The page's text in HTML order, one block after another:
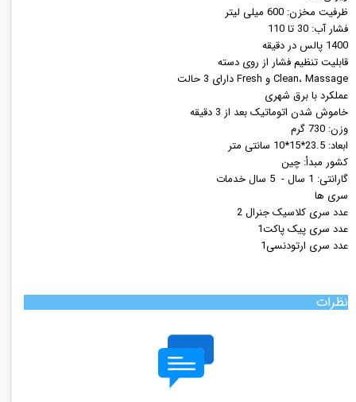
ظرفیت مخزن: 600 میلی لیتر
فشار آب: 30 تا 110
1400 پالس در دقیقه
قابلیت تنظیم فشار از روی دسته
Clean، Massage و Fresh دارای 3 حالت
عملکرد با برق شهری
خاموش شدن اتوماتیک بعد از 3 دقیقه
وزن: 730 گرم
ابعاد: 23.5*15*10 سانتی متر
کشور مبدأ: چین
گارانتی: 1 سال - 5 سال خدمات
سری ها
عدد سری کلاسیک جنرال 2
عدد سری پیک پاکت1
عدد سری ارتودنسی1
نظرات